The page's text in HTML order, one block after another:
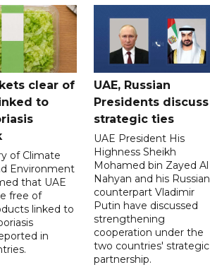
clear of
to
of Climate
Environment
that UAE
free of
linked to
in
UAE, Russian
Presidents discuss
strategic ties
UAE President His
Highness Sheikh
Mohamed bin Zayed Al
Nahyan and his Russian
counterpart Vladimir
Putin have discussed
strengthening
cooperation under the
two countries' strategic
partnership.